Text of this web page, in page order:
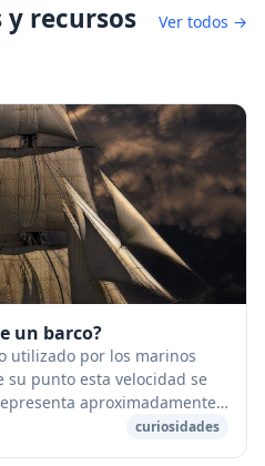
recursos
Ver todos →
un barco?
utilizado por los marinos
punto esta velocidad se
aproximadamente
barco se expres...curiosidades